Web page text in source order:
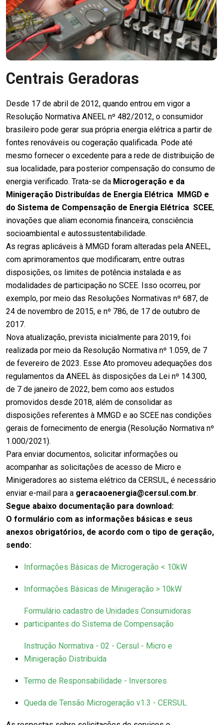
Centrais Geradoras
Desde 17 de abril de 2012, quando entrou em vigor a
Resolução Normativa ANEEL nº 482/2012, o consumidor
brasileiro pode gerar sua própria energia elétrica a partir de
fontes renováveis ou cogeração qualificada. Pode até
mesmo fornecer o excedente para a rede de distribuição de
sua localidade, para posterior compensação do consumo de
energia verificado. Trata-se da Microgeração e da
Minigeração Distribuídas de Energia Elétrica  MMGD e
do Sistema de Compensação de Energia Elétrica  SCEE,
inovações que aliam economia financeira, consciência
socioambiental e autossustentabilidade.
As regras aplicáveis à MMGD foram alteradas pela ANEEL,
com aprimoramentos que modificaram, entre outras
disposições, os limites de potência instalada e as
modalidades de participação no SCEE. Isso ocorreu, por
exemplo, por meio das Resoluções Normativas nº 687, de
24 de novembro de 2015, e nº 786, de 17 de outubro de
2017.
Nova atualização, prevista inicialmente para 2019, foi
realizada por meio da Resolução Normativa nº 1.059, de 7
de fevereiro de 2023. Esse Ato promoveu adequações dos
regulamentos da ANEEL às disposições da Lei nº 14.300,
de 7 de janeiro de 2022, bem como aos estudos
promovidos desde 2018, além de consolidar as
disposições referentes à MMGD e ao SCEE nas condições
gerais de fornecimento de energia (Resolução Normativa nº
1.000/2021).
Para enviar documentos, solicitar informações ou
acompanhar as solicitações de acesso de Micro e
Minigeradores ao sistema elétrico da CERSUL, é necessário
enviar e-mail para a geracaoenergia@cersul.com.br.
Segue abaixo documentação para download:
O formulário com as informações básicas e seus
anexos obrigatórios, de acordo com o tipo de geração,
sendo:
Informações Básicas de Microgeração < 10kW
Informações Básicas de Minigeração > 10kW
Formulário cadastro de Unidades Consumidoras
participantes do Sistema de Compensação
Instrução Normativa - 02 - Cersul - Micro e
Minigeração Distribuída
Termo de Responsabilidade - Inversores
Queda de Tensão Microgeração v1.3 - CERSUL